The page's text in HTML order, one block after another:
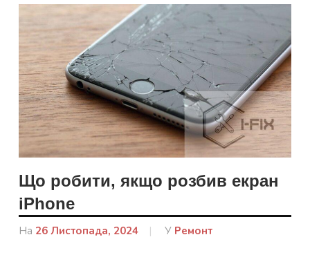
Що робити, якщо розбив екран
iPhone
На 26 Листопада, 2024
Від
У Ремонт